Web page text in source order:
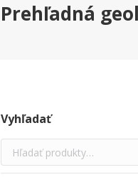
Prehľadná
Vyhľadať